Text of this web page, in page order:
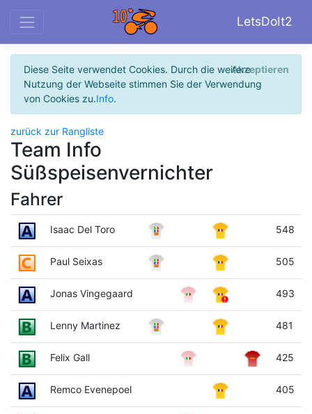
LetsDoIt2
Diese Seite verwendet Cookies. Durch die weitere
Nutzung der Webseite stimmen Sie der Verwendung
von Cookies zu.Info.
Akzeptieren
zurück zur Rangliste
Team Info
Süßspeisenvernichter
Fahrer
Isaac Del Toro 548
Paul Seixas 505
Jonas Vingegaard 493
Lenny Martinez 481
Felix Gall 425
Remco Evenepoel 405